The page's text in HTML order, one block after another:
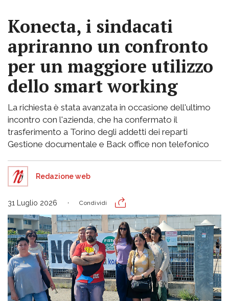
Konecta, i sindacati
apriranno un confronto
per un maggiore utilizzo
dello smart working
La richiesta è stata avanzata in occasione dell'ultimo
incontro con l'azienda, che ha confermato il
trasferimento a Torino degli addetti dei reparti
Gestione documentale e Back office non telefonico
Redazione web
31 Luglio 2026 Condividi